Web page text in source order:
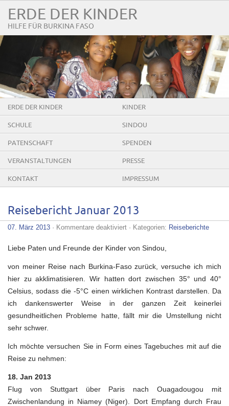
ERDE DER KINDER
HILFE FÜR BURKINA FASO
ERDE DER KINDER KINDER
SCHULE SINDOU
PATENSCHAFT SPENDEN
VERANSTALTUNGEN PRESSE
KONTAKT IMPRESSUM
Reisebericht Januar 2013
07. März 2013 · Kommentare deaktiviertfür
2013
· Kategorien: Reiseberichte
Liebe Paten und Freunde der Kinder von Sindou,
von meiner Reise nach Burkina-Faso zurück, versuche ich mich
hier zu akklimatisieren. Wir hatten dort zwischen 35° und 40°
Celsius, sodass die -5°C einen wirklichen Kontrast darstellen. Da
ich dankenswerter Weise in der ganzen Zeit keinerlei
gesundheitlichen Probleme hatte, fällt mir die Umstellung nicht
sehr schwer.
Ich möchte versuchen Sie in Form eines Tagebuches mit auf die
Reise zu nehmen:
18. Jan 2013
Flug von Stuttgart über Paris nach Ouagadougou mit
Zwischenlandung in Niamey (Niger). Dort Empfang durch Frau